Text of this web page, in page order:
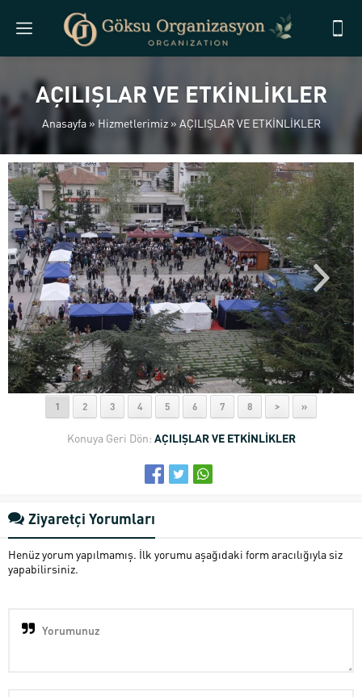
AÇILIŞLAR VE ETKİNLİKLER
Anasayfa» Hizmetlerimiz» AÇILIŞLAR VE ETKİNLİKLER
1 2 3 4 5 6 7 8 > »
Konuya Geri Dön: AÇILIŞLAR VE ETKİNLİKLER
Ziyaretçi Yorumları
Henüz yorum yapılmamış. İlk yorumu aşağıdaki form aracılığıyla siz
yapabilirsiniz.